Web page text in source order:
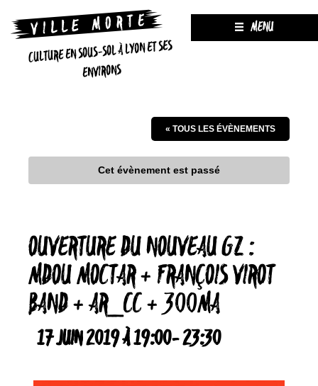
CULTURE EN SOUS-SOL À LYON ET SES
ENVIRONS
MENU
« TOUS LES ÉVÈNEMENTS
Cet évènement est passé
OUVERTURE DU NOUVEAU GZ :
MDOU MOCTAR + FRANÇOIS VIROT
BAND + AR_CC + 300MA
17 JUIN 2019 À 19:00-23:30